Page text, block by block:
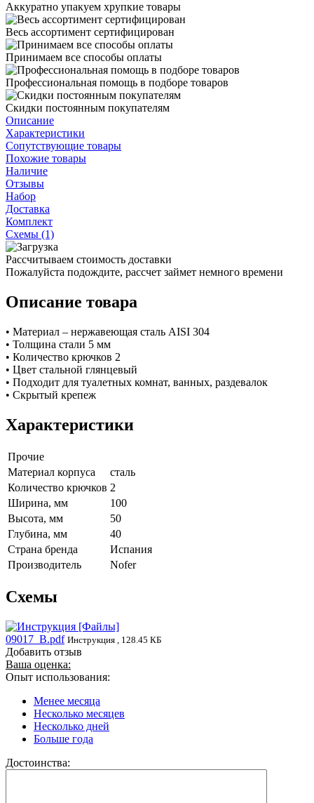
Аккуратно упакуем хрупкие товары
Весь ассортимент сертифицирован
Принимаем все способы оплаты
Профессиональная помощь в подборе товаров
Скидки постоянным покупателям
Описание
Характеристики
Сопутствующие товары
Похожие товары
Наличие
Отзывы
Набор
Доставка
Комплект
Схемы (1)
Рассчитываем стоимость доставки
Пожалуйста подождите, рассчет займет немного времени
Описание товара
• Материал – нержавеющая сталь AISI 304
• Толщина стали 5 мм
• Количество крючков 2
• Цвет стальной глянцевый
• Подходит для туалетных комнат, ванных, раздевалок
• Скрытый крепеж
Характеристики
Прочие
Материал корпуса
сталь
Количество крючков 2
Ширина, мм
100
Высота, мм
50
Глубина, мм
40
Страна бренда
Испания
Производитель
Nofer
Схемы
09017_B.pdf Инструкция , 128.45 КБ
Добавить отзыв
Ваша оценка:
Опыт использования:
Менее месяца
Несколько месяцев
Несколько дней
Больше года
Достоинства: